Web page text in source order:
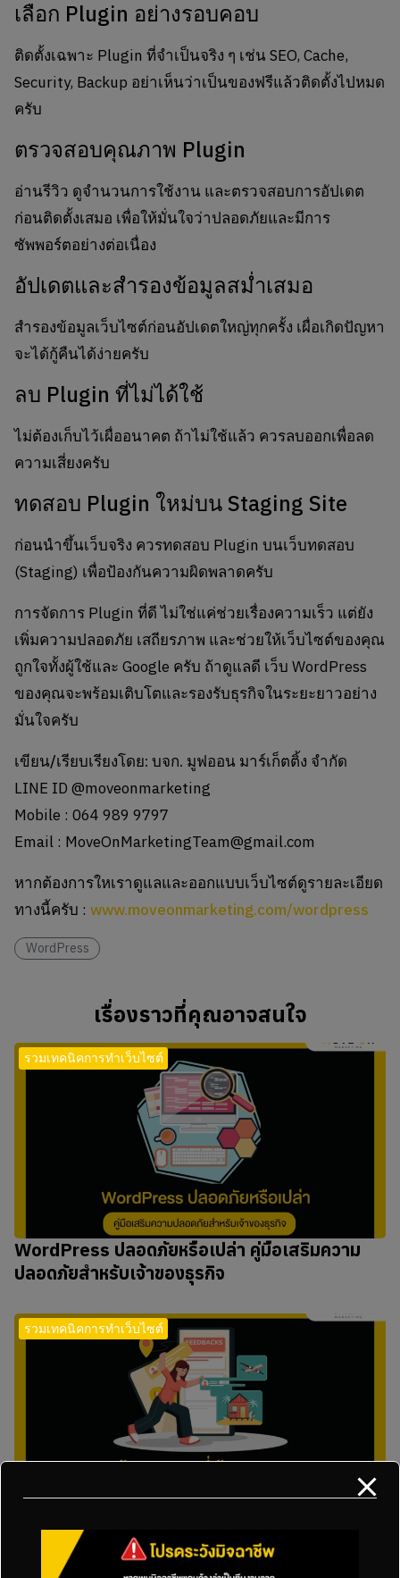
เลือก Plugin อย่างรอบคอบ
ติดตั้งเฉพาะ Plugin ที่จำเป็นจริง ๆ เช่น SEO, Cache,
Security, Backup อย่าเห็นว่าเป็นของฟรีแล้วติดตั้งไปหมด
ครับ
ตรวจสอบคุณภาพ Plugin
อ่านรีวิว ดูจำนวนการใช้งาน และตรวจสอบการอัปเดต
ก่อนติดตั้งเสมอ เพื่อให้มั่นใจว่าปลอดภัยและมีการ
ซัพพอร์ตอย่างต่อเนื่อง
อัปเดตและสำรองข้อมูลสม่ำเสมอ
สำรองข้อมูลเว็บไซต์ก่อนอัปเดตใหญ่ทุกครั้ง เผื่อเกิดปัญหา
จะได้กู้คืนได้ง่ายครับ
ลบ Plugin ที่ไม่ได้ใช้
ไม่ต้องเก็บไว้เผื่ออนาคต ถ้าไม่ใช้แล้ว ควรลบออกเพื่อลด
ความเสี่ยงครับ
ทดสอบ Plugin ใหม่บน Staging Site
ก่อนนำขึ้นเว็บจริง ควรทดสอบ Plugin บนเว็บทดสอบ
(Staging) เพื่อป้องกันความผิดพลาดครับ
การจัดการ Plugin ที่ดี ไม่ใช่แค่ช่วยเรื่องความเร็ว แต่ยัง
เพิ่มความปลอดภัย เสถียรภาพ และช่วยให้เว็บไซต์ของคุณ
ถูกใจทั้งผู้ใช้และ Google ครับ ถ้าดูแลดี เว็บ WordPress
ของคุณจะพร้อมเติบโตและรองรับธุรกิจในระยะยาวอย่าง
มั่นใจครับ
เขียน/เรียบเรียงโดย: บจก. มูฟออน มาร์เก็ตติ้ง จำกัด
LINE ID @moveonmarketing
Mobile : 064 989 9797
Email : MoveOnMarketingTeam@gmail.com
หากต้องการใหเราดูแลและออกแบบเว็บไซต์ดูรายละเอียด
ทางนี้ครับ : www.moveonmarketing.com/wordpress
WordPress
เรื่องราวที่คุณอาจสนใจ
รวมเทคนิคการทำเว็บไซต์
WordPress ปลอดภัยหรือเปล่า คู่มือเสริมความ
ปลอดภัยสำหรับเจ้าของธุรกิจ
รวมเทคนิคการทำเว็บไซต์
WordPress